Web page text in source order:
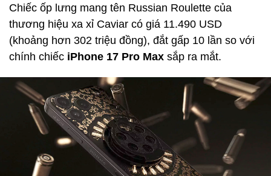
Chiếc ốp lưng mang tên Russian Roulette của
thương hiệu xa xỉ Caviar có giá 11.490 USD
(khoảng hơn 302 triệu đồng), đắt gấp 10 lần so với
chính chiếc iPhone 17 Pro Max sắp ra mắt.